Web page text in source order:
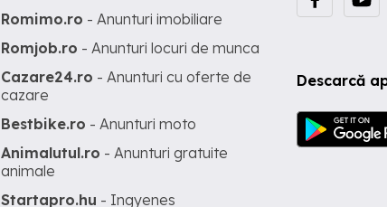
Descarcă
Romimo.ro - Anunturi imobiliare
Romjob.ro - Anunturi locuri de munca
Cazare24.ro - Anunturi cu oferte de
cazare
Bestbike.ro - Anunturi moto
Animalutul.ro - Anunturi gratuite
animale
Startapro.hu - Ingyenes